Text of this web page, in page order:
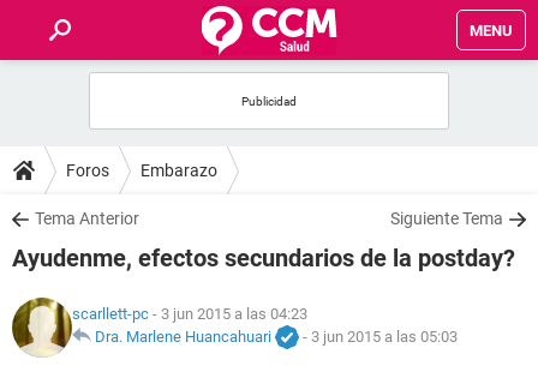
MENU
FOROS
SALUD
FAMILIA
NUTRICIÓN
Foros Embarazo
Tema Anterior Siguiente Tema
Ayudenme, efectos secundarios de la postday?
scarllett-pc - 3 jun 2015 a las 04:23
Dra. Marlene Huancahuari
- 3 jun 2015 a las 05:03